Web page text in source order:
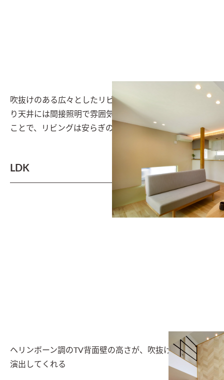
吹抜けのある広々としたリビング空間。キッチンの下が
り天井には間接照明で雰囲気を。タタミスペースがある
ことで、リビングは安らぎの空間となる
LDK
ヘリンボーン調のTV背面壁の高さが、吹抜けの開放感を
演出してくれる